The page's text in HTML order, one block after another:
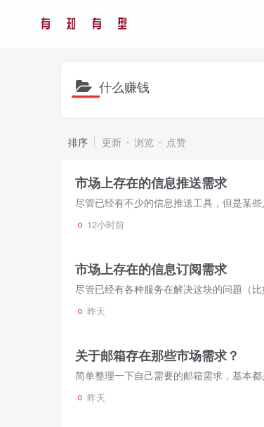
什么赚钱
排序 更新 浏览 点赞
市场上存在的信息推送需求
尽管已经有不少的信息推送工具，但是某
12小时前
市场上存在的信息订阅需求
昨天
关于邮箱存在那些市场需求？
简单整理一下自己需要的邮箱需求，基本都
昨天